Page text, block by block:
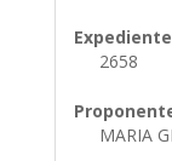
Expediente
2658
MARIA